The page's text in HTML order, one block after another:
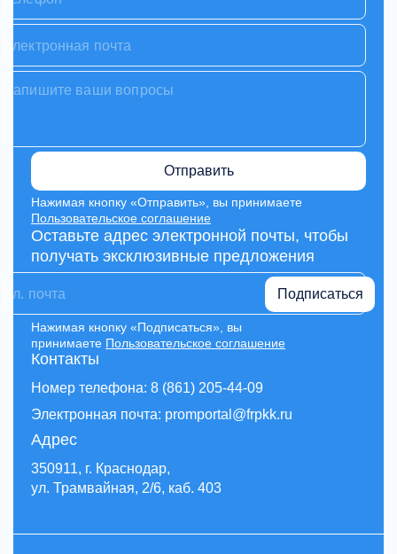
Контакты
Номер телефона: 8 (861) 205-44-09
Электронная почта: promportal@frpkk.ru
Адрес
350911, г. Краснодар,
ул. Трамвайная, 2/6, каб. 403
Отправить
Нажимая кнопку «Отправить», вы принимаете
Пользовательское соглашение
Оставьте адрес электронной почты, чтобы
получать эксклюзивные предложения
Подписаться
Нажимая кнопку «Подписаться», вы
принимаете Пользовательское соглашение